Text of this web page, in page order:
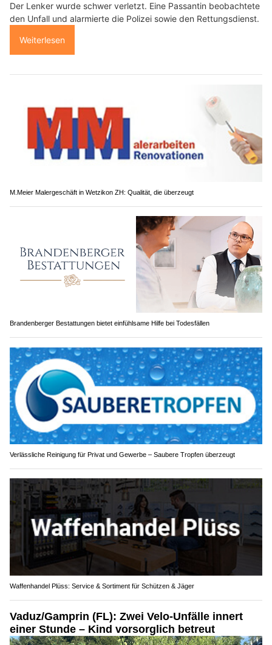
Der Lenker wurde schwer verletzt. Eine Passantin beobachtete
den Unfall und alarmierte die Polizei sowie den Rettungsdienst.
Weiterlesen
M.Meier Malergeschäft in Wetzikon ZH: Qualität, die überzeugt
Brandenberger Bestattungen bietet einfühlsame Hilfe bei Todesfällen
Verlässliche Reinigung für Privat und Gewerbe – Saubere Tropfen überzeugt
Waffenhandel Plüss: Service & Sortiment für Schützen & Jäger
Vaduz/Gamprin (FL): Zwei Velo-Unfälle innert
einer Stunde – Kind vorsorglich betreut